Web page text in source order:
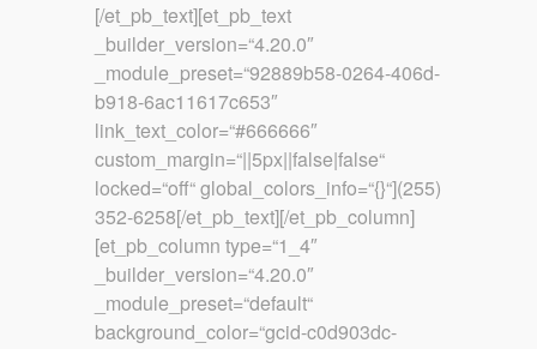
[/et_pb_text][et_pb_text
_builder_version=“4.20.0″
_module_preset=“92889b58-0264-406d-
b918-6ac11617c653″
link_text_color=“#666666″
custom_margin=“||5px||false|false“
locked=“off“ global_colors_info=“{}“](255)
352-6258[/et_pb_text][/et_pb_column]
[et_pb_column type=“1_4″
_builder_version=“4.20.0″
_module_preset=“default“
background_color=“gcid-c0d903dc-